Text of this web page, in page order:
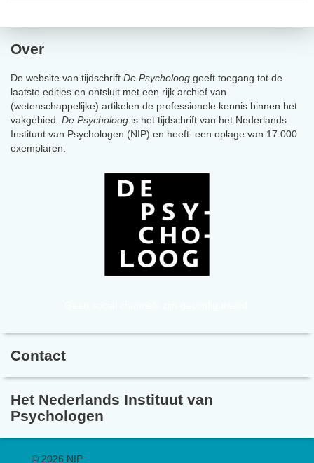
Over
De website van tijdschrift De Psycholoog geeft toegang tot de
laatste edities en ontsluit met een rijk archief van
(wetenschappelijke) artikelen de professionele kennis binnen het
vakgebied. De Psycholoog is het tijdschrift van het Nederlands
Instituut van Psychologen (NIP) en heeft een oplage van 17.000
exemplaren.
Contact
Het Nederlands Instituut van
Psychologen
© 2026 NIP